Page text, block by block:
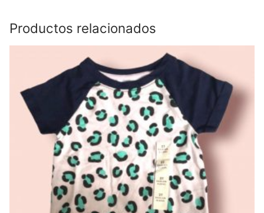
Productos relacionados